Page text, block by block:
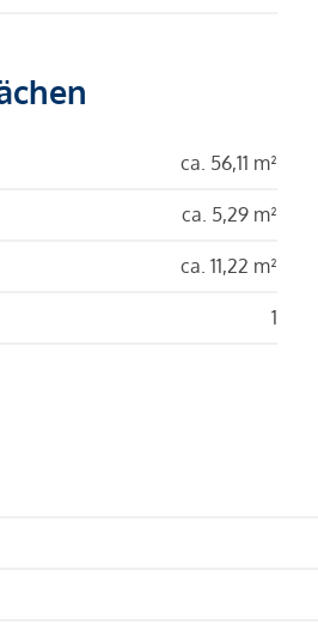
ca. 56,11 m²
ca. 5,29 m²
ca. 11,22 m²
1